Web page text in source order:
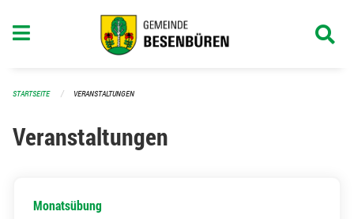
STARTSEITE VERANSTALTUNGEN
Veranstaltungen
Monatsübung